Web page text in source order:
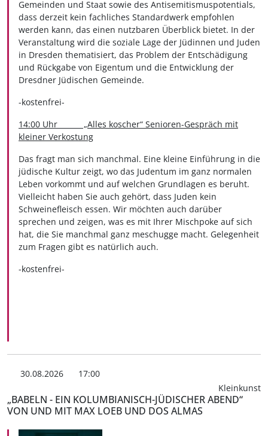
Gemeinden und Staat sowie des Antisemitismuspotentials,
dass derzeit kein fachliches Standardwerk empfohlen
werden kann, das einen nutzbaren Überblick bietet. In der
Veranstaltung wird die soziale Lage der Jüdinnen und Juden
in Dresden thematisiert, das Problem der Entschädigung
und Rückgabe von Eigentum und die Entwicklung der
Dresdner Jüdischen Gemeinde.
-kostenfrei-
14:00 Uhr „Alles koscher“ Senioren-Gespräch mit
kleiner Verkostung
Das fragt man sich manchmal. Eine kleine Einführung in die
jüdische Kultur zeigt, wo das Judentum im ganz normalen
Leben vorkommt und auf welchen Grundlagen es beruht.
Vielleicht haben Sie auch gehört, dass Juden kein
Schweinefleisch essen. Wir möchten auch darüber
sprechen und zeigen, was es mit Ihrer Mischpoke auf sich
hat, die Sie manchmal ganz meschugge macht. Gelegenheit
zum Fragen gibt es natürlich auch.
-kostenfrei-
30.08.2026
17:00
Kleinkunst
„BABELN - EIN KOLUMBIANISCH-JÜDISCHER ABEND“
VON UND MIT MAX LOEB UND DOS ALMAS